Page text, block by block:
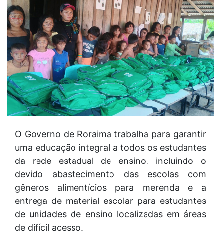
O Governo de Roraima trabalha para garantir
uma educação integral a todos os estudantes
da rede estadual de ensino, incluindo o
devido abastecimento das escolas com
gêneros alimentícios para merenda e a
entrega de material escolar para estudantes
de unidades de ensino localizadas em áreas
de difícil acesso.